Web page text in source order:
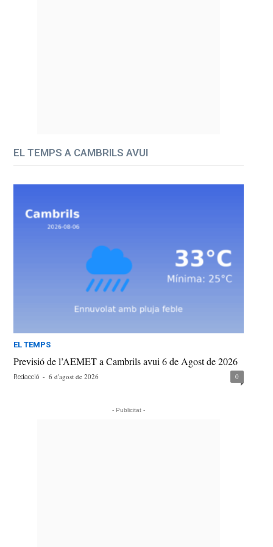
EL TEMPS A CAMBRILS AVUI
EL TEMPS
Previsió de l’AEMET a Cambrils avui 6 de Agost de 2026
Redacció - 6 d'agost de 2026 0
- Publicitat -